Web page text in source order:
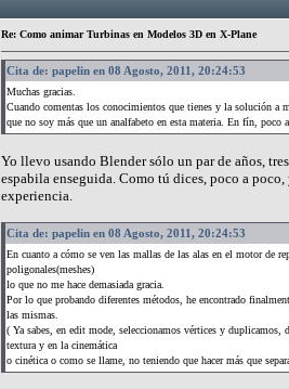
Re: Como animar Turbinas en Modelos 3D en X-Plane
Cita de: papelin en 08 Agosto, 2011, 20:24:53
Muchas gracias.
Cuando comentas los conocimientos que tienes y la solución a
que no soy más que un analfabeto en esta materia. En fín, poco
Yo llevo usando Blender sólo un par de años,
espabila enseguida. Como tú dices, poco a
experiencia.
Cita de: papelin en 08 Agosto, 2011, 20:24:53
En cuanto a cómo se ven las mallas de las alas en el motor de
poligonales(meshes)
lo que no me hace demasiada gracia.
Por lo que probando diferentes métodos, he encontrado
las mismas.
( Ya sabes, en edit mode, seleccionamos vértices y
textura y en la cinemática
o cinética o como se llame, no teniendo que hacer más que